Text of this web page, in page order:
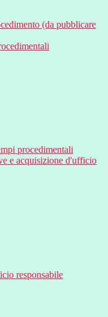
(da pubblicare
procedimentali
e acquisizione d'ufficio
responsabile